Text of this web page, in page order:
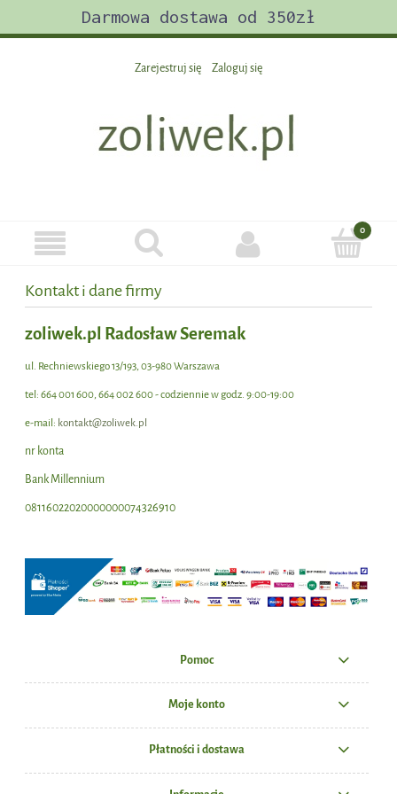
Darmowa dostawa od 350zł
Zarejestruj się Zaloguj się
Kontakt i dane firmy
zoliwek.pl Radosław Seremak
ul. Rechniewskiego 13/193, 03-980 Warszawa
tel: 664 001 600, 664 002 600 - codziennie w godz. 9:00-19:00
e-mail: kontakt@zoliwek.pl
nr konta
Bank Millennium
08116022020000000074326910
Pomoc
Moje konto
Płatności i dostawa